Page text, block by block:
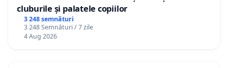
cluburile și palatele copiilor
3 248 semnături
3 248 Semnături / 7 zile
4 Aug 2026